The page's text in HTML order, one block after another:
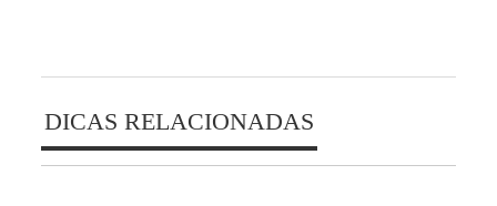
DICAS RELACIONADAS